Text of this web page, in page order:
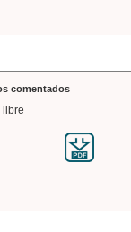
comentados
libre